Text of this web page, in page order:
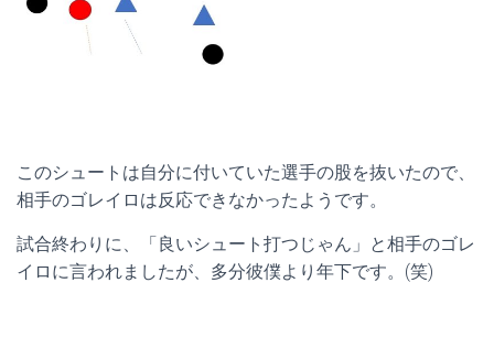
このシュートは自分に付いていた選手の股を抜いたので、
相手のゴレイロは反応できなかったようです。
試合終わりに、「良いシュート打つじゃん」と相手のゴレ
イロに言われましたが、多分彼僕より年下です。(笑)